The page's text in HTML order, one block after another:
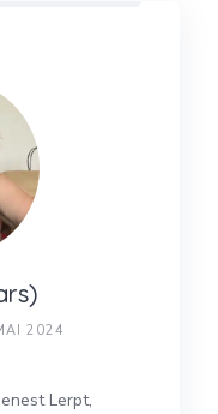
2024
Lerpt,